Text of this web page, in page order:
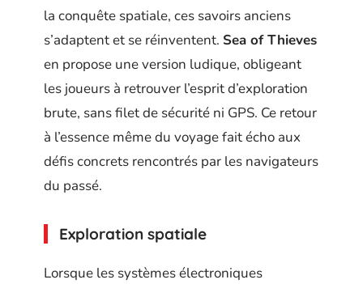
la conquête spatiale, ces savoirs anciens
s’adaptent et se réinventent. Sea of Thieves
en propose une version ludique, obligeant
les joueurs à retrouver l’esprit d’exploration
brute, sans filet de sécurité ni GPS. Ce retour
à l’essence même du voyage fait écho aux
défis concrets rencontrés par les navigateurs
du passé.
Exploration spatiale
Lorsque les systèmes électroniques